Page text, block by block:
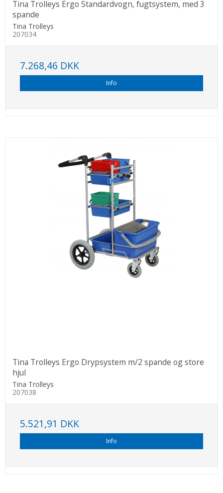
Tina Trolleys Ergo Standardvogn, fugtsystem, med 3
spande
Tina Trolleys
207034
7.268,46 DKK
Info
Tina Trolleys Ergo Drypsystem m/2 spande og store
hjul
Tina Trolleys
207038
5.521,91 DKK
Info